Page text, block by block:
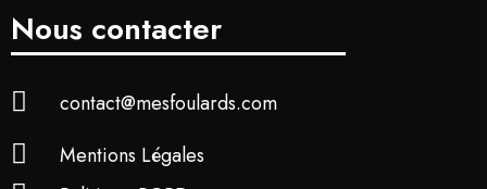
Nous contacter
contact@mesfoulards.com
Mentions Légales